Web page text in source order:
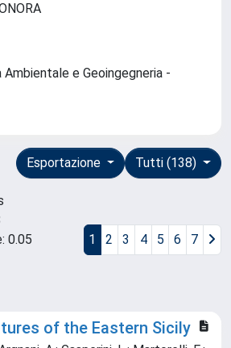
e Geoingegneria -
Tutti (138)
Esportazione
0.05
1 2 3 4 5 6 7
of the Eastern Sicily